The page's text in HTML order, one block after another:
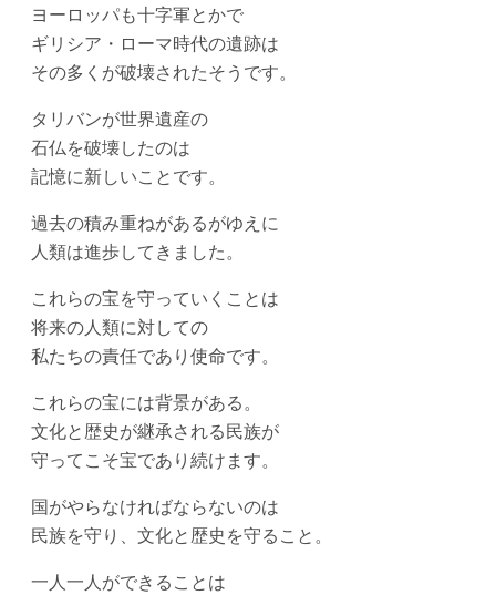
ヨーロッパも十字軍とかで
ギリシア・ローマ時代の遺跡は
その多くが破壊されたそうです。
タリバンが世界遺産の
石仏を破壊したのは
記憶に新しいことです。
過去の積み重ねがあるがゆえに
人類は進歩してきました。
これらの宝を守っていくことは
将来の人類に対しての
私たちの責任であり使命です。
これらの宝には背景がある。
文化と歴史が継承される民族が
守ってこそ宝であり続けます。
国がやらなければならないのは
民族を守り、文化と歴史を守ること。
一人一人ができることは